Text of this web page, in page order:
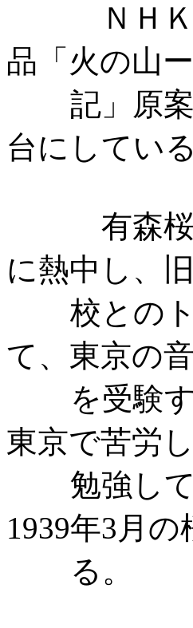
ＮＨＫ
品「火の山
記」原
台にしている
有森桜
に熱中し、
校との
て、東京の
を受験
東京で苦労
勉強し
1939年3月の
る。